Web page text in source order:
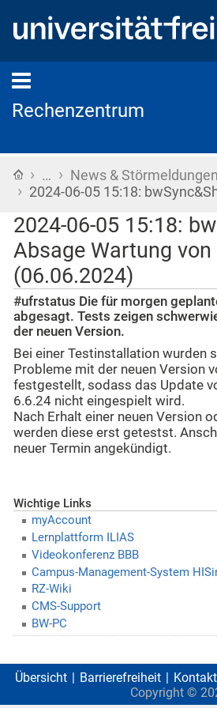
Rechenzentrum
Startseite
› … › News & Störmeldungen
› 2024-06-05 15:18:
2024-06-05 15:18:
Absage Wartung von
(06.06.2024)
#ufrstatus Die für morgen
abgesagt. Tests zeigen
der neuen Version.
Bei einer Testinstallation wurden
Probleme mit der neuen Version
festgestellt, sodass das Update
6.6.24 nicht eingespielt wird.
Nach Erhalt einer neuen Version
werden diese erst getestst.
neuer Termin angekündigt.
Wichtige Links
myAccount
Lernplattform ILIAS
Videokonferenz BBB
Campus-Management-System
RZ-Wiki
CMS-Support
BW-PC
Übersicht Barrierefreiheit Kontakt
Copyright ©